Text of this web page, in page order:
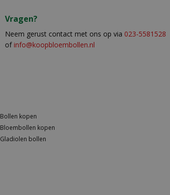
Vragen?
Neem gerust contact met ons op via 023-5581528
of info@koopbloembollen.nl
Bollen kopen
Bloembollen kopen
Gladiolen bollen